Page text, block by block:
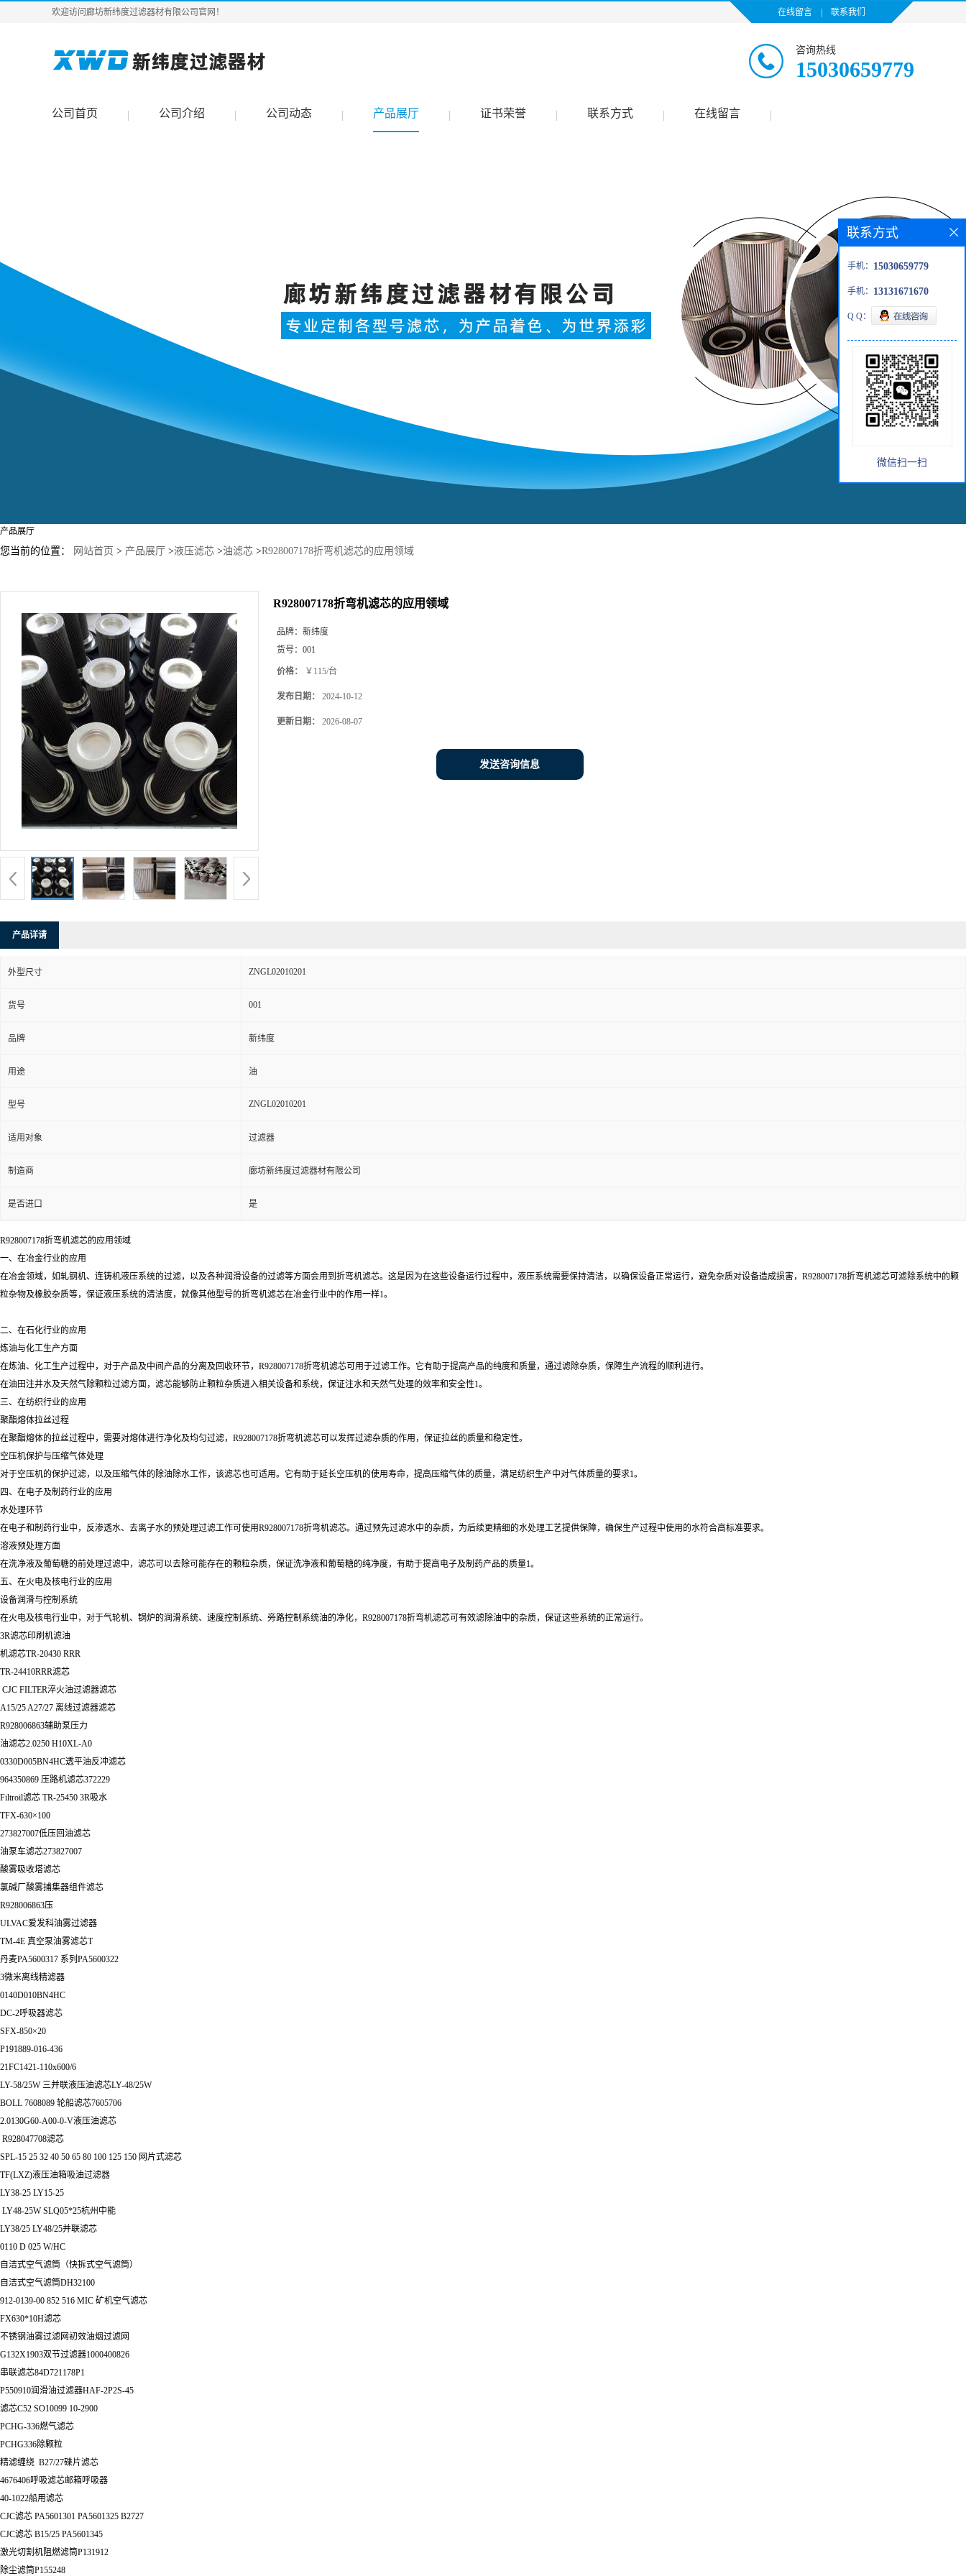
欢迎访问廊坊新纬度过滤器材有限公司官网！ 在线留言 联系我们
咨询热线
15030659779
公司首页 公司介绍 公司动态 产品展厅 证书荣誉 联系方式 在线留言
产品展厅
您当前的位置： 网站首页 > 产品展厅 >液压滤芯 >油滤芯 >R928007178折弯机滤芯的应用领域
R928007178折弯机滤芯的应用领域
品牌： 新纬度
货号： 001
价格： ￥115/台
发布日期： 2024-10-12
更新日期： 2026-08-07
发送咨询信息
产品详请
外型尺寸 ZNGL02010201
货号 001
品牌 新纬度
用途 油
型号 ZNGL02010201
适用对象 过滤器
制造商 廊坊新纬度过滤器材有限公司
是否进口 是
R928007178折弯机滤芯的应用领域
一、在冶金行业的应用
在冶金领域，如轧钢机、连铸机液压系统的过滤，以及各种润滑设备的过滤等方面会用到折弯机滤芯。这是因为在这些设备运行过程中，液压系统需要保持清洁，以确保设备正常运行，避免杂质对设备造成损害，R928007178折弯机滤芯可滤除系统中的颗
粒杂物及橡胶杂质等，保证液压系统的清洁度，就像其他型号的折弯机滤芯在冶金行业中的作用一样1。
二、在石化行业的应用
炼油与化工生产方面
在炼油、化工生产过程中，对于产品及中间产品的分离及回收环节，R928007178折弯机滤芯可用于过滤工作。它有助于提高产品的纯度和质量，通过滤除杂质，保障生产流程的顺利进行。
在油田注井水及天然气除颗粒过滤方面，滤芯能够防止颗粒杂质进入相关设备和系统，保证注水和天然气处理的效率和安全性1。
三、在纺织行业的应用
聚酯熔体拉丝过程
在聚酯熔体的拉丝过程中，需要对熔体进行净化及均匀过滤，R928007178折弯机滤芯可以发挥过滤杂质的作用，保证拉丝的质量和稳定性。
空压机保护与压缩气体处理
对于空压机的保护过滤，以及压缩气体的除油除水工作，该滤芯也可适用。它有助于延长空压机的使用寿命，提高压缩气体的质量，满足纺织生产中对气体质量的要求1。
四、在电子及制药行业的应用
水处理环节
在电子和制药行业中，反渗透水、去离子水的预处理过滤工作可使用R928007178折弯机滤芯。通过预先过滤水中的杂质，为后续更精细的水处理工艺提供保障，确保生产过程中使用的水符合高标准要求。
溶液预处理方面
在洗净液及葡萄糖的前处理过滤中，滤芯可以去除可能存在的颗粒杂质，保证洗净液和葡萄糖的纯净度，有助于提高电子及制药产品的质量1。
五、在火电及核电行业的应用
设备润滑与控制系统
在火电及核电行业中，对于气轮机、锅炉的润滑系统、速度控制系统、旁路控制系统油的净化，R928007178折弯机滤芯可有效滤除油中的杂质，保证这些系统的正常运行。
3R滤芯印刷机滤油
机滤芯TR‐20430 RRR
TR-24410RRR滤芯
CJC FILTER淬火油过滤器滤芯
A15/25 A27/27 离线过滤器滤芯
R928006863辅助泵压力
油滤芯2.0250 H10XL-A0
0330D005BN4HC透平油反冲滤芯
964350869 压路机滤芯372229
Filtroil滤芯 TR‐25450 3R吸水
TFX-630×100
273827007低压回油滤芯
油泵车滤芯273827007
酸雾吸收塔滤芯
氯碱厂酸雾捕集器组件滤芯
R928006863压
ULVAC爱发科油雾过滤器
TM-4E 真空泵油雾滤芯T
丹麦PA5600317 系列PA5600322
3微米离线精滤器
0140D010BN4HC
DC-2呼吸器滤芯
SFX-850×20
P191889-016-436
21FC1421-110x600/6
LY-58/25W 三并联液压油滤芯LY-48/25W
BOLL 7608089 轮船滤芯7605706
2.0130G60-A00-0-V液压油滤芯
R928047708滤芯
SPL-15 25 32 40 50 65 80 100 125 150 网片式滤芯
TF(LXZ)液压油箱吸油过滤器
LY38-25 LY15-25
LY48-25W SLQ05*25杭州中能
LY38/25 LY48/25并联滤芯
0110 D 025 W/HC
自洁式空气滤筒（快拆式空气滤筒）
自洁式空气滤筒DH32100
912-0139-00 852 516 MIC 矿机空气滤芯
FX630*10H滤芯
不锈钢油雾过滤网初效油烟过滤网
G132X1903双节过滤器1000400826
串联滤芯84D721178P1
P550910润滑油过滤器HAF-2P2S-45
滤芯C52 SO10099 10-2900
PCHG-336燃气滤芯
PCHG336除颗粒
精滤缠绕 B27/27碟片滤芯
4676406呼吸滤芯邮箱呼吸器
40-1022船用滤芯
CJC滤芯 PA5601301 PA5601325 B2727
CJC滤芯 B15/25 PA5601345
激光切割机阻燃滤筒P131912
除尘滤筒P155248
联系方式
手机： 15030659779
手机： 13131671670
Q Q：
微信扫一扫